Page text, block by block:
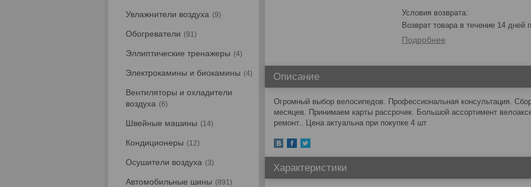
возврат товара в течение 14 дней
Подробнее
Описание
Огромный выбор велосипедов. Профессиональная консультация.
месяцев. Принимаем карты рассрочек. Большой ассортимент
ремонт.. Цена актуальна при покупке 4 шт
Характеристики
Увлажнители воздуха 9
Обогреватели 91
Эллиптические тренажеры 4
Электрокамины и биокамины 4
Вентиляторы и охладители
воздуха
6
Швейные машины 14
Кондиционеры 12
Осушители воздуха 3
Автомобильные шины 891